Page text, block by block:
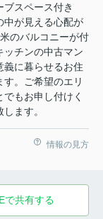
スペース付き
中が見える心配が
のバルコニーが付
ッチンの中古マン
義に暮らせるお住
す。ご希望のエリ
もお申し付けく
ます。
情報の見方
で共有する